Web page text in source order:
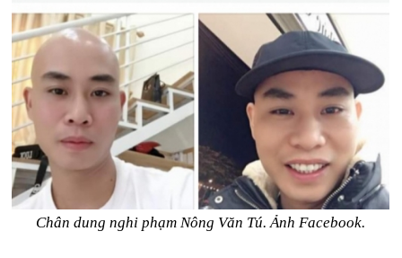
Chân dung nghi phạm Nông Văn Tú. Ảnh Facebook.